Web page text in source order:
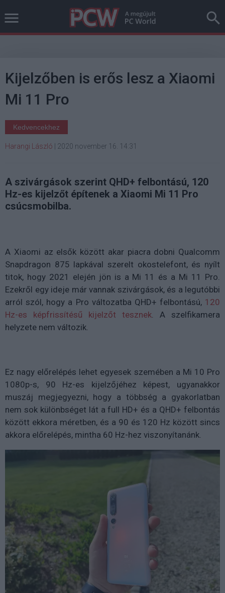
Kijelzőben is erős lesz a Xiaomi
Mi 11 Pro
Kedvencekhez
Harangi László 2020 november 16. 14:31
A szivárgások szerint QHD+ felbontású, 120
Hz-es kijelzőt építenek a Xiaomi Mi 11 Pro
csúcsmobilba.
A Xiaomi az elsők között akar piacra dobni Qualcomm
Snapdragon 875 lapkával szerelt okostelefont, és nyílt
titok, hogy 2021 elején jön is a Mi 11 és a Mi 11 Pro.
Ezekről egy ideje már vannak szivárgások, és a legutóbbi
arról szól, hogy a Pro változatba QHD+ felbontású, 120
Hz-es képfrissítésű kijelzőt tesznek. A szelfikamera
helyzete nem változik.
Ez nagy előrelépés lehet egyesek szemében a Mi 10 Pro
1080p-s, 90 Hz-es kijelzőjéhez képest, ugyanakkor
muszáj megjegyezni, hogy a többség a gyakorlatban
nem sok különbséget lát a full HD+ és a QHD+ felbontás
között ekkora méretben, és a 90 és 120 Hz között sincs
akkora előrelépés, mintha 60 Hz-hez viszonyítanánk.